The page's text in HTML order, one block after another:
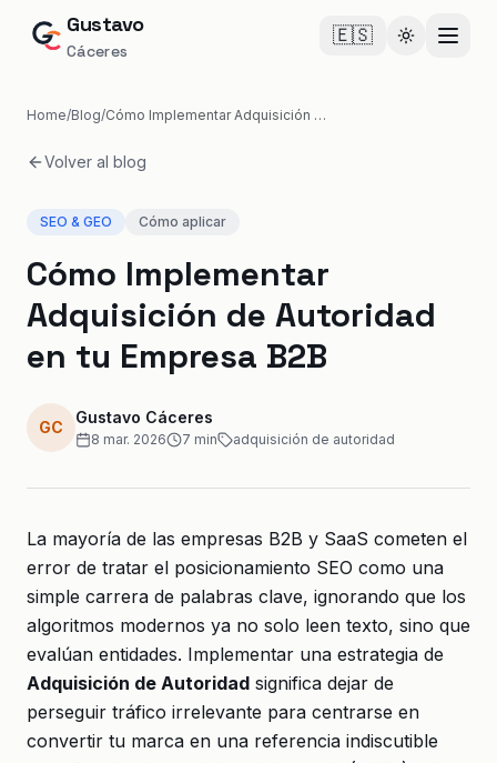
Gustavo
Cáceres
🇪🇸 Cambiar
Home/Blog/ Cómo Implementar Adquisición de Autoridad en tu Empresa B2B
Volver al blog
SEO & GEO Cómo aplicar
Cómo Implementar
Adquisición de Autoridad
en tu Empresa B2B
GC
Gustavo Cáceres
8 mar. 2026 7 min adquisición de autoridad
La mayoría de las empresas B2B y SaaS cometen el
error de tratar el posicionamiento SEO como una
simple carrera de palabras clave, ignorando que los
algoritmos modernos ya no solo leen texto, sino que
evalúan entidades. Implementar una estrategia de
Adquisición de Autoridad significa dejar de
perseguir tráfico irrelevante para centrarse en
convertir tu marca en una referencia indiscutible